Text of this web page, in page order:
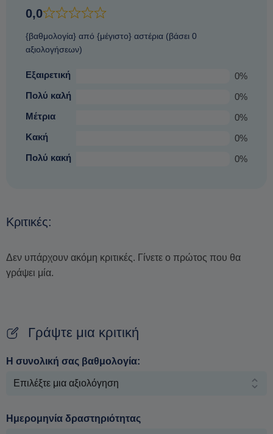
0,0
{βαθμολογία} από {μέγιστο} αστέρια (βάσει 0
αξιολογήσεων)
Εξαιρετική
0%
Πολύ καλή
0%
Μέτρια
0%
Κακή
0%
Πολύ κακή
0%
Κριτικές:
Δεν υπάρχουν ακόμη κριτικές. Γίνετε ο πρώτος που θα
γράψει μία.
Γράψτε μια κριτική
Η συνολική σας βαθμολογία:
Ημερομηνία δραστηριότητας